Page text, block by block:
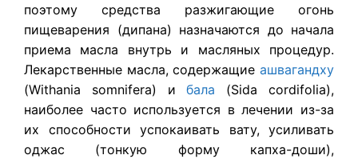
поэтому средства разжигающие огонь
пищеварения (дипана) назначаются до начала
приема масла внутрь и масляных процедур.
Лекарственные масла, содержащие ашвагандху
(Withania somnifera) ибала (Sida cordifolia),
наиболее часто используется в лечении из-за
их способности успокаивать вату, усиливать
оджас (тонкую форму капха-доши),